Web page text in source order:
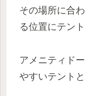
その場所に合
る位置にテン
アメニティド
やすいテント